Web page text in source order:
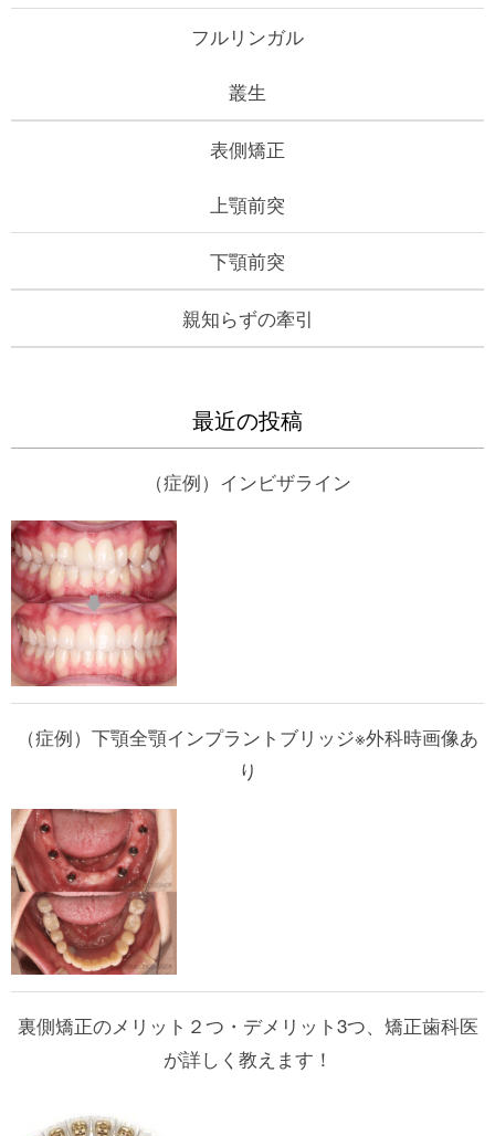
フルリンガル
叢生
表側矯正
上顎前突
下顎前突
親知らずの牽引
最近の投稿
（症例）インビザライン
（症例）下顎全顎インプラントブリッジ※外科時画像あ
り
裏側矯正のメリット２つ・デメリット3つ、矯正歯科医
が詳しく教えます！